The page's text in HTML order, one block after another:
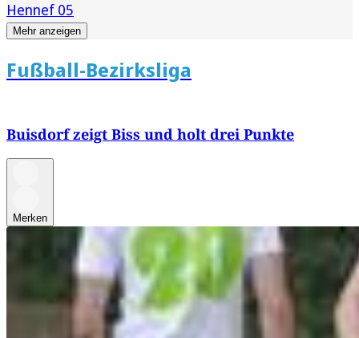
Hennef 05
Mehr anzeigen
Fußball-Bezirksliga
Buisdorf zeigt Biss und holt drei Punkte
Merken